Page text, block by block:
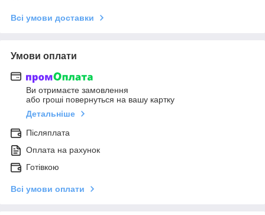
Всі умови доставки
Умови оплати
Ви отримаєте замовлення
або гроші повернуться на вашу картку
Детальніше
Післяплата
Оплата на рахунок
Готівкою
Всі умови оплати